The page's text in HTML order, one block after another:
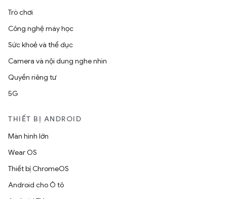
Trò chơi
Công nghệ máy học
Sức khoẻ và thể dục
Camera và nội dung nghe nhìn
Quyền riêng tư
5G
THIẾT BỊ ANDROID
Màn hình lớn
Wear OS
Thiết bị ChromeOS
Android cho Ô tô